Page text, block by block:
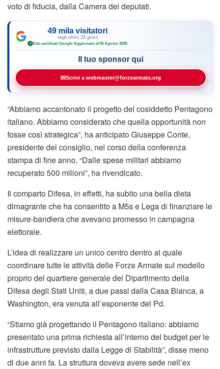
voto di fiducia, dalla Camera dei deputati.
49 mila visitatori
negli ultimi 28 giorni
✓ Dati certificati Google·Aggiornato al 06 Agosto 2026
Il tuo sponsor qui
✉Scrivi a webmaster@forzearmate.org
“Abbiamo accantonato il progetto del cosiddetto Pentagono
italiano. Abbiamo considerato che quella opportunità non
fosse così strategica”, ha anticipato Giuseppe Conte,
presidente del consiglio, nel corso della conferenza
stampa di fine anno. “Dalle spese militari abbiamo
recuperato 500 milioni”, ha rivendicato.
Il comparto Difesa, in effetti, ha subito una bella dieta
dimagrante che ha consentito a M5s e Lega di finanziare le
misure-bandiera che avevano promesso in campagna
elettorale.
L’idea di realizzare un unico centro dentro al quale
coordinare tutte le attività delle Forze Armate sul modello
proprio del quartiere generale del Dipartimento della
Difesa degli Stati Uniti, a due passi dalla Casa Bianca, a
Washington, era venuta all’esponente del Pd.
“Stiamo già progettando il Pentagono italiano: abbiamo
presentato una prima richiesta all’interno del budget per le
infrastrutture previsto dalla Legge di Stabilità”, disse meno
di due anni fa. La struttura doveva avere sede nell’ex